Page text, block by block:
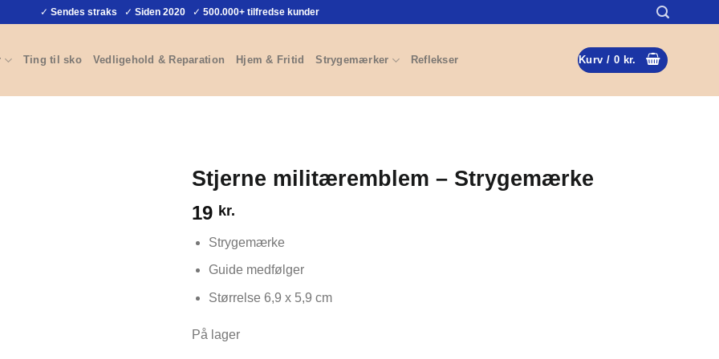
✓ Sendes straks ✓ Siden 2020 ✓ 500.000+ tilfredse kunder
Ting til sko Vedligehold & Reparation Hjem & Fritid Strygemærker Reflekser Kurv / 0 kr.
Stjerne militæremblem – Strygemærke
19 kr.
Strygemærke
Guide medfølger
Størrelse 6,9 x 5,9 cm
På lager